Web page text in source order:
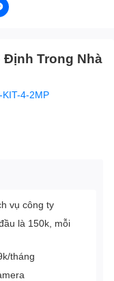
Định Trong Nhà
KIT-4-2MP
vụ công ty
là 150k, mỗi
tháng